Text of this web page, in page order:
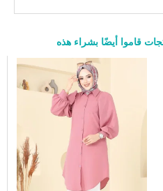
98
قاموا أيضًا بشراء هذه
a>